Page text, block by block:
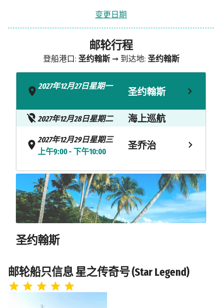
变更日期
邮轮行程
登船港口: 圣约翰斯➞ 到达地: 圣约翰斯
2027年12月27日星期一
圣约翰斯
2027年12月28日星期二 海上巡航
2027年12月29日星期三
上午9:00 - 下午10:00
圣乔治
2027年12月30日星期四
上午8:00 - 下午10:00
贝基亚岛
2027年12月31日星期五
上午8:00 - 下午5:00
迈罗岛
岛
2028年1月2日星期日
圣约翰斯
邮轮船只信息 星之传奇号 (Star Legend)